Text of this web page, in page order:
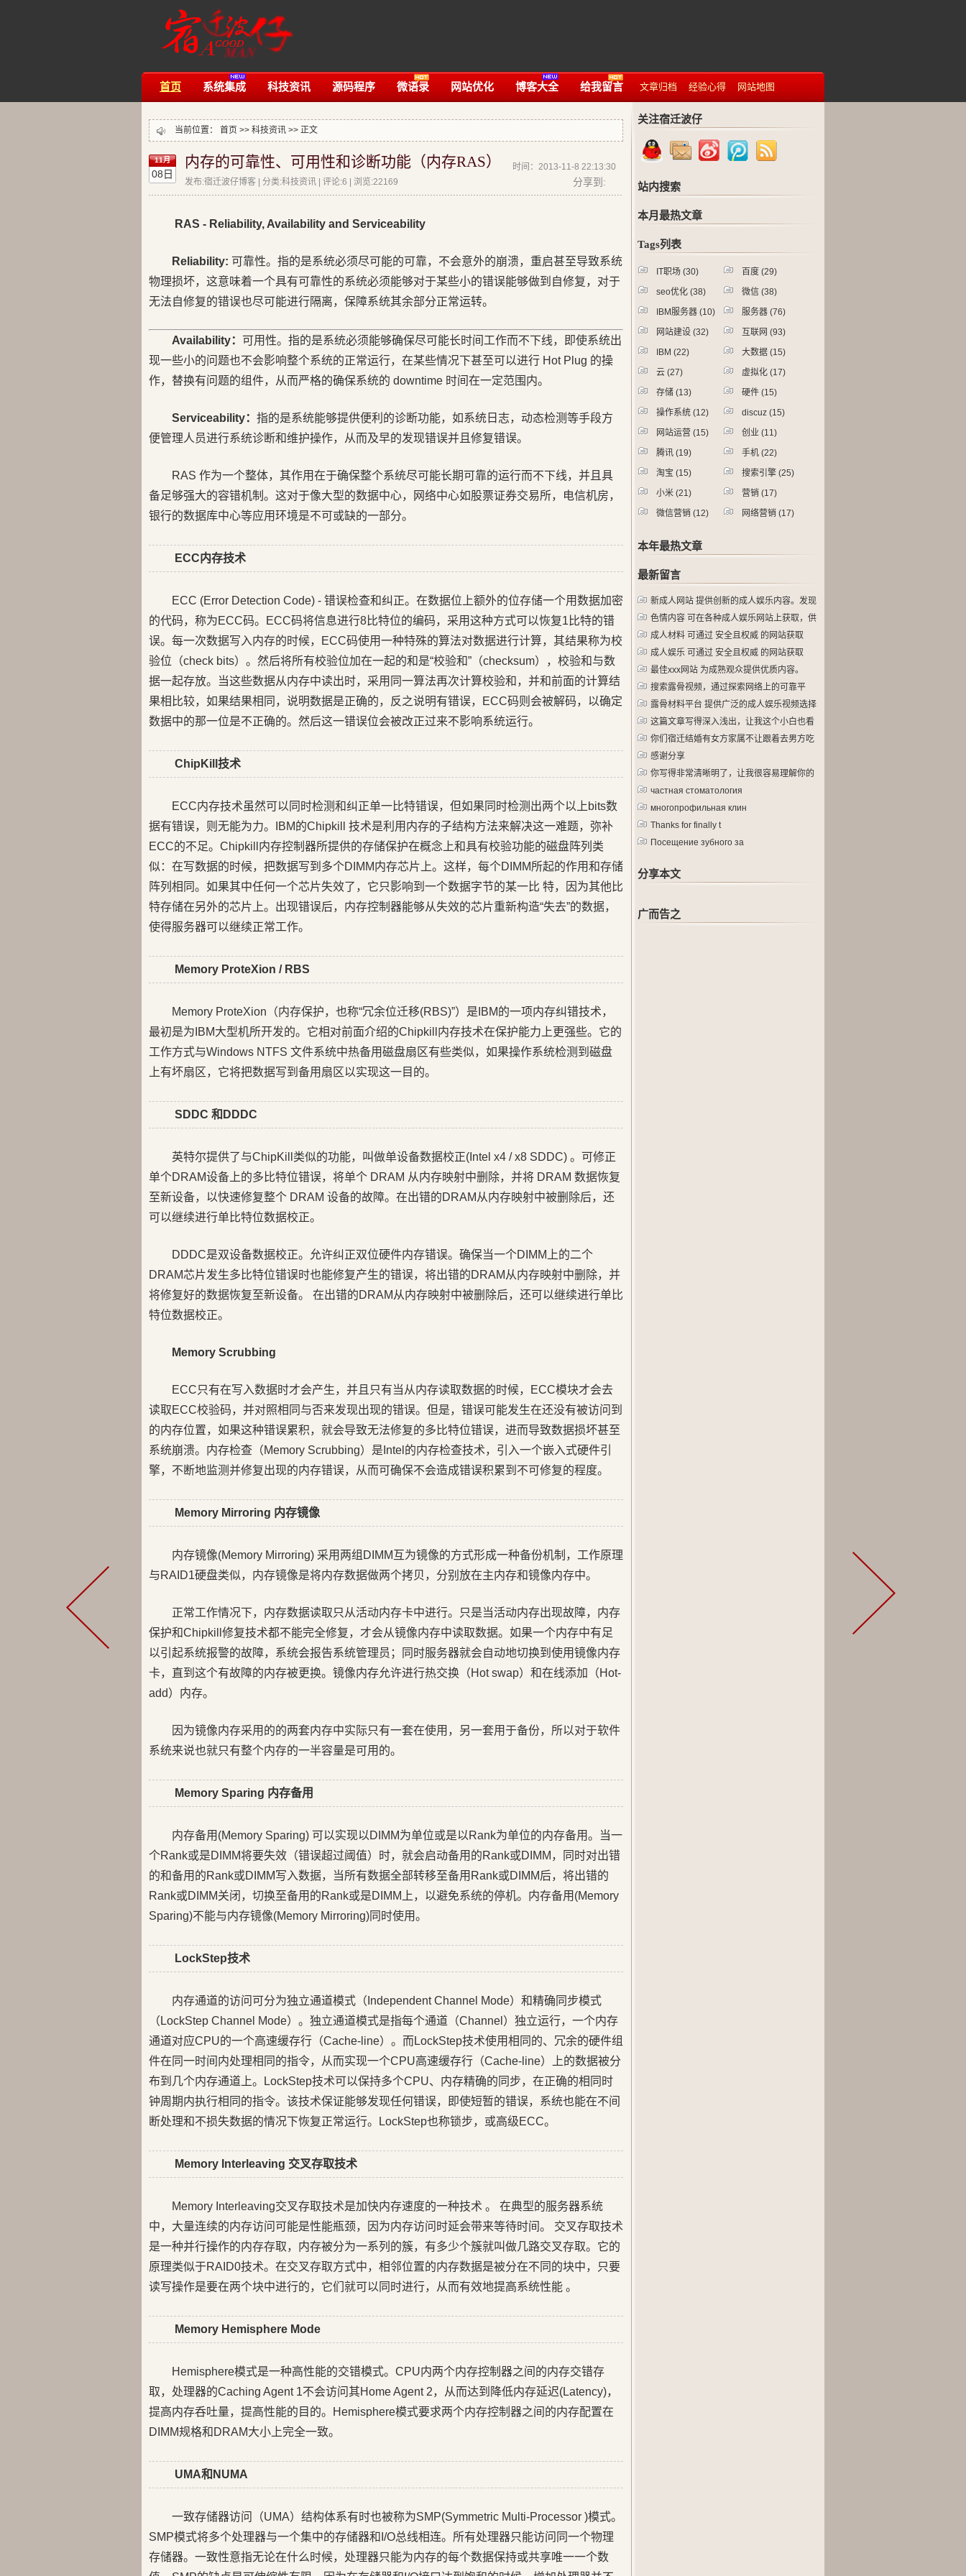
首页 系统集成 科技资讯 源码程序 微语录 网站优化 博客大全 给我留言 文章归档 经验心得 网站地图
当前位置： 首页 >> 科技资讯 >> 正文
11月
08日
时间：2013-11-8 22:13:30
内存的可靠性、可用性和诊断功能（内存RAS）
发布:宿迁波仔博客 | 分类:科技资讯 | 评论:6 | 浏览:22169 分享到:
RAS - Reliability, Availability and Serviceability
Reliability: 可靠性。指的是系统必须尽可能的可靠，不会意外的崩溃，重启甚至导致系统
物理损坏，这意味着一个具有可靠性的系统必须能够对于某些小的错误能够做到自修复，对于
无法自修复的错误也尽可能进行隔离，保障系统其余部分正常运转。
Availability： 可用性。指的是系统必须能够确保尽可能长时间工作而不下线，即使系统出
现一些小的问题也不会影响整个系统的正常运行，在某些情况下甚至可以进行 Hot Plug 的操
作，替换有问题的组件，从而严格的确保系统的 downtime 时间在一定范围内。
Serviceability： 指的是系统能够提供便利的诊断功能，如系统日志，动态检测等手段方
便管理人员进行系统诊断和维护操作，从而及早的发现错误并且修复错误。
RAS 作为一个整体，其作用在于确保整个系统尽可能长期可靠的运行而不下线，并且具
备足够强大的容错机制。这对于像大型的数据中心，网络中心如股票证券交易所，电信机房，
银行的数据库中心等应用环境是不可或缺的一部分。
ECC内存技术
ECC (Error Detection Code) - 错误检查和纠正。在数据位上额外的位存储一个用数据加密
的代码，称为ECC码。ECC码将信息进行8比特位的编码，采用这种方式可以恢复1比特的错
误。每一次数据写入内存的时候，ECC码使用一种特殊的算法对数据进行计算，其结果称为校
验位（check bits）。然后将所有校验位加在一起的和是“校验和”（checksum），校验和与数
据一起存放。当这些数据从内存中读出时，采用同一算法再次计算校验和，并和前面的计算结
果相比较，如果结果相同，说明数据是正确的，反之说明有错误，ECC码则会被解码，以确定
数据中的那一位是不正确的。然后这一错误位会被改正过来不影响系统运行。
ChipKill技术
ECC内存技术虽然可以同时检测和纠正单一比特错误，但如果同时检测出两个以上bits数
据有错误，则无能为力。IBM的Chipkill 技术是利用内存的子结构方法来解决这一难题，弥补
ECC的不足。Chipkill内存控制器所提供的存储保护在概念上和具有校验功能的磁盘阵列类
似：在写数据的时候，把数据写到多个DIMM内存芯片上。这样，每个DIMM所起的作用和存储
阵列相同。如果其中任何一个芯片失效了，它只影响到一个数据字节的某一比 特，因为其他比
特存储在另外的芯片上。出现错误后，内存控制器能够从失效的芯片重新构造“失去”的数据，
使得服务器可以继续正常工作。
Memory ProteXion / RBS
Memory ProteXion（内存保护，也称“冗余位迁移(RBS)”）是IBM的一项内存纠错技术，
最初是为IBM大型机所开发的。它相对前面介绍的Chipkill内存技术在保护能力上更强些。它的
工作方式与Windows NTFS 文件系统中热备用磁盘扇区有些类似，如果操作系统检测到磁盘
上有坏扇区，它将把数据写到备用扇区以实现这一目的。
SDDC 和DDDC
英特尔提供了与ChipKill类似的功能，叫做单设备数据校正(Intel x4 / x8 SDDC) 。可修正
单个DRAM设备上的多比特位错误，将单个 DRAM 从内存映射中删除，并将 DRAM 数据恢复
至新设备，以快速修复整个 DRAM 设备的故障。在出错的DRAM从内存映射中被删除后，还
可以继续进行单比特位数据校正。
DDDC是双设备数据校正。允许纠正双位硬件内存错误。确保当一个DIMM上的二个
DRAM芯片发生多比特位错误时也能修复产生的错误，将出错的DRAM从内存映射中删除，并
将修复好的数据恢复至新设备。 在出错的DRAM从内存映射中被删除后，还可以继续进行单比
特位数据校正。
Memory Scrubbing
ECC只有在写入数据时才会产生，并且只有当从内存读取数据的时候，ECC模块才会去
读取ECC校验码，并对照相同与否来发现出现的错误。但是，错误可能发生在还没有被访问到
的内存位置，如果这种错误累积，就会导致无法修复的多比特位错误，进而导致数据损坏甚至
系统崩溃。内存检查（Memory Scrubbing）是Intel的内存检查技术，引入一个嵌入式硬件引
擎，不断地监测并修复出现的内存错误，从而可确保不会造成错误积累到不可修复的程度。
Memory Mirroring 内存镜像
内存镜像(Memory Mirroring) 采用两组DIMM互为镜像的方式形成一种备份机制，工作原理
与RAID1硬盘类似，内存镜像是将内存数据做两个拷贝，分别放在主内存和镜像内存中。
正常工作情况下，内存数据读取只从活动内存卡中进行。只是当活动内存出现故障，内存
保护和Chipkill修复技术都不能完全修复，才会从镜像内存中读取数据。如果一个内存中有足
以引起系统报警的故障，系统会报告系统管理员；同时服务器就会自动地切换到使用镜像内存
卡，直到这个有故障的内存被更换。镜像内存允许进行热交换（Hot swap）和在线添加（Hot-
add）内存。
因为镜像内存采用的的两套内存中实际只有一套在使用，另一套用于备份，所以对于软件
系统来说也就只有整个内存的一半容量是可用的。
Memory Sparing 内存备用
内存备用(Memory Sparing) 可以实现以DIMM为单位或是以Rank为单位的内存备用。当一
个Rank或是DIMM将要失效（错误超过阈值）时，就会启动备用的Rank或DIMM，同时对出错
的和备用的Rank或DIMM写入数据，当所有数据全部转移至备用Rank或DIMM后，将出错的
Rank或DIMM关闭，切换至备用的Rank或是DIMM上，以避免系统的停机。内存备用(Memory
Sparing)不能与内存镜像(Memory Mirroring)同时使用。
LockStep技术
内存通道的访问可分为独立通道模式（Independent Channel Mode）和精确同步模式
（LockStep Channel Mode）。独立通道模式是指每个通道（Channel）独立运行，一个内存
通道对应CPU的一个高速缓存行（Cache-line）。而LockStep技术使用相同的、冗余的硬件组
件在同一时间内处理相同的指令，从而实现一个CPU高速缓存行（Cache-line）上的数据被分
布到几个内存通道上。LockStep技术可以保持多个CPU、内存精确的同步，在正确的相同时
钟周期内执行相同的指令。该技术保证能够发现任何错误，即使短暂的错误，系统也能在不间
断处理和不损失数据的情况下恢复正常运行。LockStep也称锁步，或高级ECC。
Memory Interleaving 交叉存取技术
Memory Interleaving交叉存取技术是加快内存速度的一种技术 。 在典型的服务器系统
中，大量连续的内存访问可能是性能瓶颈，因为内存访问时延会带来等待时间。 交叉存取技术
是一种并行操作的内存存取，内存被分为一系列的簇，有多少个簇就叫做几路交叉存取。它的
原理类似于RAID0技术。在交叉存取方式中，相邻位置的内存数据是被分在不同的块中，只要
读写操作是要在两个块中进行的，它们就可以同时进行，从而有效地提高系统性能 。
Memory Hemisphere Mode
Hemisphere模式是一种高性能的交错模式。CPU内两个内存控制器之间的内存交错存
取，处理器的Caching Agent 1不会访问其Home Agent 2，从而达到降低内存延迟(Latency)，
提高内存呑吐量，提高性能的目的。Hemisphere模式要求两个内存控制器之间的内存配置在
DIMM规格和DRAM大小上完全一致。
UMA和NUMA
一致存储器访问（UMA）结构体系有时也被称为SMP(Symmetric Multi-Processor )模式。
SMP模式将多个处理器与一个集中的存储器和I/O总线相连。所有处理器只能访问同一个物理
存储器。一致性意指无论在什么时候，处理器只能为内存的每个数据保持或共享唯一一个数
关注宿迁波仔
站内搜索
本月最热文章
Tags列表
IT职场 (30) 百度 (29)
seo优化 (38) 微信 (38)
IBM服务器 (10) 服务器 (76)
网站建设 (32) 互联网 (93)
IBM (22) 大数据 (15)
云 (27) 虚拟化 (17)
存储 (13) 硬件 (15)
操作系统 (12) discuz (15)
网站运营 (15) 创业 (11)
腾讯 (19) 手机 (22)
淘宝 (15) 搜索引擎 (25)
小米 (21) 营销 (17)
微信营销 (12) 网络营销 (17)
本年最热文章
最新留言
新成人网站 提供创新的成人娱乐内容。发现
色情内容 可在各种成人娱乐网站上获取，供
成人材料 可通过 安全且权威 的网站获取
成人娱乐 可通过 安全且权威 的网站获取
最佳xxx网站 为成熟观众提供优质内容。
搜索露骨视频，通过探索网络上的可靠平
台。
露骨材料平台 提供广泛的成人娱乐视频选择
这篇文章写得深入浅出，让我这个小白也看
懂
你们宿迁结婚有女方家属不让跟着去男方吃
酒
感谢分享
你写得非常清晰明了，让我很容易理解你的
观
частная стоматология
многопрофильная клин
Thanks for finally t
Посещение зубного за
分享本文
广而告之